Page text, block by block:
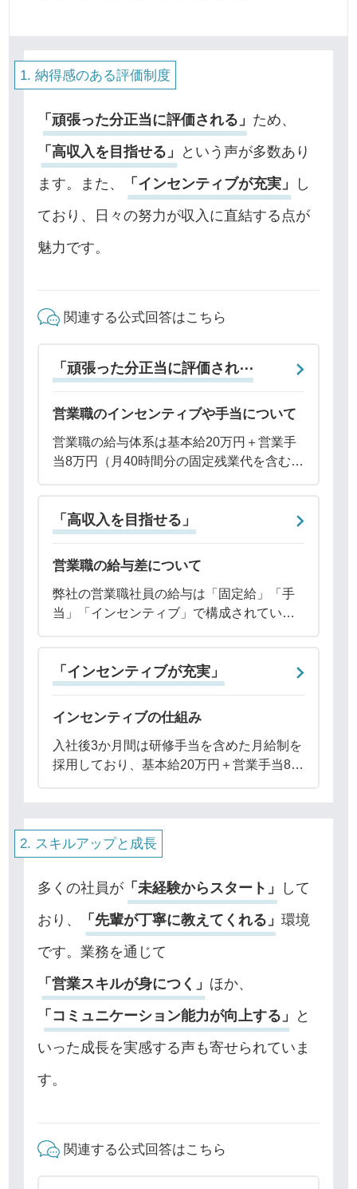
納得感のある評価制度
「頑張った分正当に評価される」 ため、
「高収入を目指せる」
という声が多数あり
ます。また、
「インセンティブが充実」
し
ており、日々の努力が収入に直結する点が
魅力です。
関連する公式回答はこちら
「頑張った分正当に評価され⋯
営業職のインセンティブや手当について
営業職の給与体系は基本給20万円＋営業手
当8万円（月40時間分の固定残業代を含む）
に研修手当7万円が加算され、固定給として
月額35万円が支給されます。給与体系は
「高収入を目指せる」
営業職の給与差について
弊社の営業職社員の給与は「固定給」「手
当」「インセンティブ」で構成されていま
「成果」によって給与に差が出るというこ
とは事実です。実際に、最低月収が25万
円、最高月
「インセンティブが充実」
インセンティブの仕組み
入社後3か月間は研修手当を含めた月給制を
採用しており、基本給20万円＋営業手当8万
す。この期間中は売上実績に関わらず給与
が保証されるため、営業未経験の方でも業
スキルアップと成長
多くの社員が「未経験からスタート」
して
おり、
「先輩が丁寧に教えてくれる」 環境
です。業務を通じて
「営業スキルが身につく」 ほか、
「コミュニケーション能力が向上する」
と
いった成長を実感する声も寄せられていま
す。
関連する公式回答はこちら